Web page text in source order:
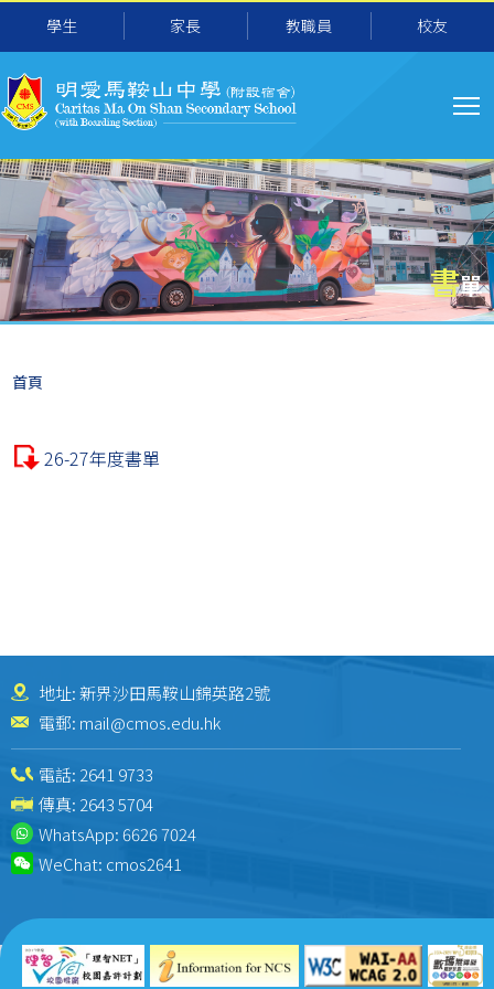
移至主內容
學生 家長 教職員 校友
导
航
書單
導
航
連
結
首頁
26-27年度書單
地址: 新界沙田馬鞍山錦英路2號
電郵: mail@cmos.edu.hk
電話: 2641 9733
傳真: 2643 5704
WhatsApp:6626 7024
WeChat: cmos2641